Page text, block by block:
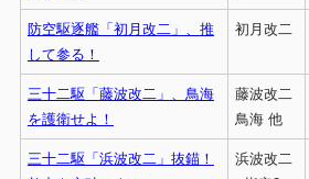
防空駆逐艦「初月改二」、推
して参る！
初月改二
三十二駆「藤波改二」、鳥海
を護衛せよ！
藤波改二
鳥海 他
三十二駆「浜波改二」抜錨！
浜波改二